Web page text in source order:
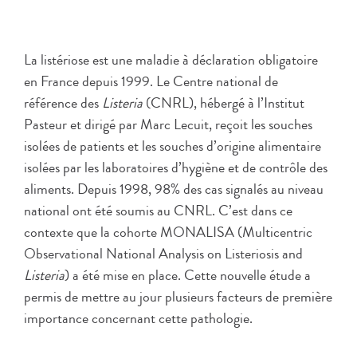
La listériose est une maladie à déclaration obligatoire
en France depuis 1999. Le Centre national de
référence des Listeria(CNRL), hébergé à l’Institut
Pasteur et dirigé par Marc Lecuit, reçoit les souches
isolées de patients et les souches d’origine alimentaire
isolées par les laboratoires d’hygiène et de contrôle des
aliments. Depuis 1998, 98% des cas signalés au niveau
national ont été soumis au CNRL. C’est dans ce
contexte que la cohorte MONALISA (Multicentric
Observational National Analysis on Listeriosis and
Listeria) a été mise en place. Cette nouvelle étude a
permis de mettre au jour plusieurs facteurs de première
importance concernant cette pathologie.